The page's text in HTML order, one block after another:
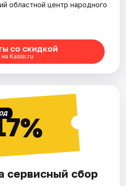
областной центр народного
со скидкой
на Kassir.ru
сервисный сбор